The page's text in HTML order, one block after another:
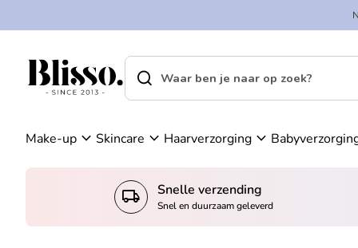
Home
c
k
w
a
n
shopping_cart
Home
Zoek op"
search
Make-up expand_more Skincare expand_more Haarverzorging expand_more
local_shipping Snelle verzending
Snel en duurzaam geleverd